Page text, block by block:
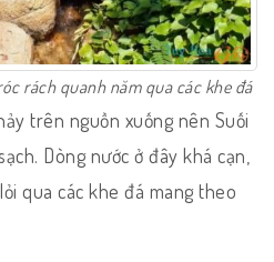
rách quanh năm qua các khe đá
trên nguồn xuống nên Suối
Dòng nước ở đây khá cạn,
qua các khe đá mang theo